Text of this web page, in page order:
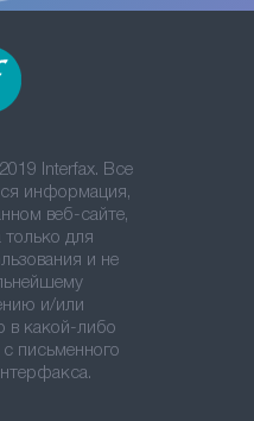
Interfax. Все
информация,
веб-сайте,
только для
и не
и/или
в какой-либо
письменного